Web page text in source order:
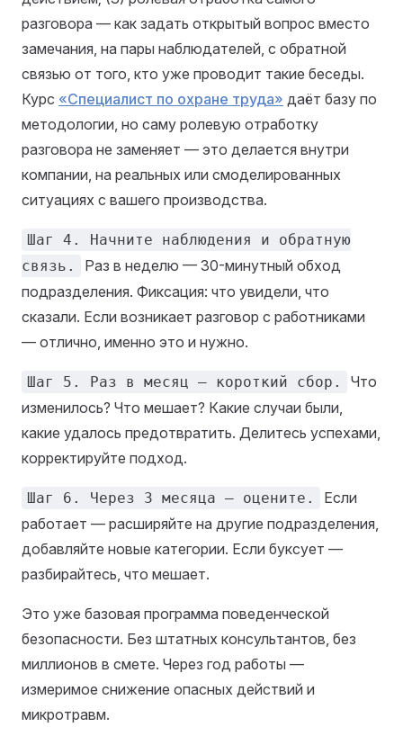
разговора — как задать открытый вопрос вместо
замечания, на пары наблюдателей, с обратной
связью от того, кто уже проводит такие беседы.
Курс «Специалист по охране труда» даёт базу по
методологии, но саму ролевую отработку
разговора не заменяет — это делается внутри
компании, на реальных или смоделированных
ситуациях с вашего производства.
Шаг 4. Начните наблюдения и обратную
связь.
Раз в неделю — 30-минутный обход
подразделения. Фиксация: что увидели, что
сказали. Если возникает разговор с работниками
— отлично, именно это и нужно.
Шаг 5. Раз в месяц — короткий сбор.
Что
изменилось? Что мешает? Какие случаи были,
какие удалось предотвратить. Делитесь успехами,
корректируйте подход.
Шаг 6. Через 3 месяца — оцените.
Если
работает — расширяйте на другие подразделения,
добавляйте новые категории. Если буксует —
разбирайтесь, что мешает.
Это уже базовая программа поведенческой
безопасности. Без штатных консультантов, без
миллионов в смете. Через год работы —
измеримое снижение опасных действий и
микротравм.